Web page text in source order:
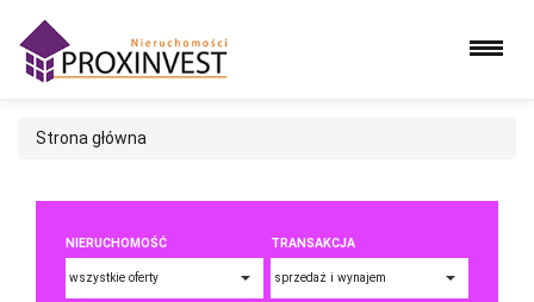
Strona główna
NIERUCHOMOŚĆ TRANSAKCJA